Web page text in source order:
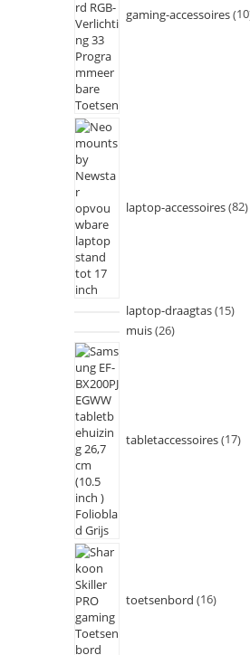
gaming-accessoires 10
laptop-accessoires 82
laptop-draagtas 15
muis 26
tabletaccessoires 17
toetsenbord 16